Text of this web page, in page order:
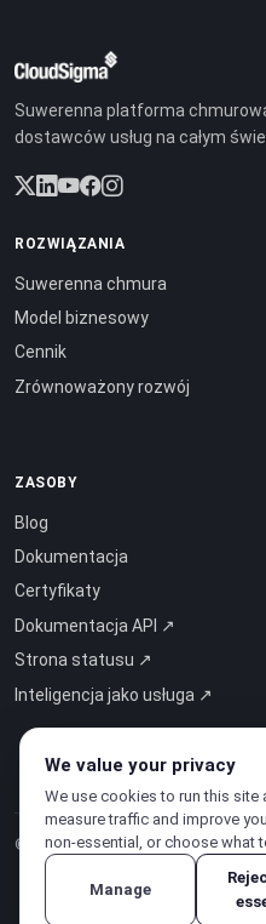
Suwerenna platforma
dostawców usług na całym
ROZWIĄZANIA
Suwerenna chmura
Model biznesowy
Cennik
Zrównoważony rozwój
ZASOBY
Blog
Dokumentacja
Certyfikaty
Dokumentacja API ↗
Strona statusu ↗
Inteligencja jako usługa ↗
© 2026 CloudSigma Holding AG.
·
We value your privacy
We use cookies to run this site
measure traffic and improve
non-essential, or choose what
Manage